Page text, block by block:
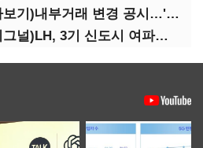
[IB토마토](공시톺아보기)내부거래 변경 공시…'20% 룰' 뭐길래
[IB토마토](크레딧시그널)LH, 3기 신도시 여파로…차입금 109조까지 확대